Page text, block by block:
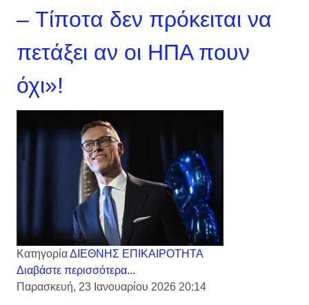
– Τίποτα δεν πρόκειται να
πετάξει αν οι ΗΠA πουν
όχι»!
ΚατηγορίαΔΙΕΘΝΗΣ ΕΠΙΚΑΙΡΟΤΗΤΑ
Διαβάστε περισσότερα...
Παρασκευή, 23 Ιανουαρίου 2026 20:14